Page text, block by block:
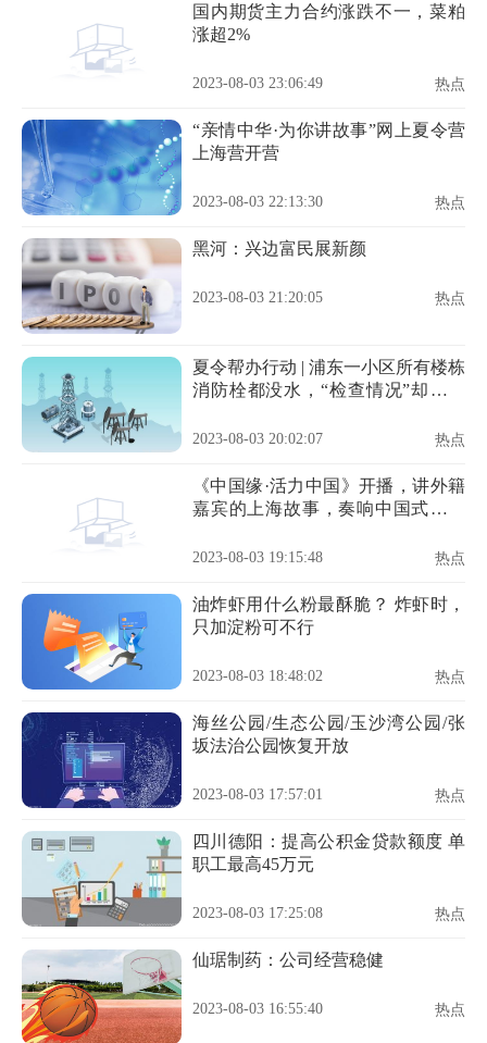
国内期货主力合约涨跌不一，菜粕
涨超2%
2023-08-03 23:06:49 热点
“亲情中华·为你讲故事”网上夏令营
上海营开营
2023-08-03 22:13:30 热点
黑河：兴边富民展新颜
2023-08-03 21:20:05 热点
夏令帮办行动 | 浦东一小区所有楼栋
消防栓都没水，“检查情况”却都打
2023-08-03 20:02:07 热点
《中国缘·活力中国》开播，讲外籍
嘉宾的上海故事，奏响中国式现代
2023-08-03 19:15:48 热点
油炸虾用什么粉最酥脆？ 炸虾时，
只加淀粉可不行
2023-08-03 18:48:02 热点
海丝公园/生态公园/玉沙湾公园/张
坂法治公园恢复开放
2023-08-03 17:57:01 热点
四川德阳：提高公积金贷款额度 单
职工最高45万元
2023-08-03 17:25:08 热点
仙琚制药：公司经营稳健
2023-08-03 16:55:40 热点